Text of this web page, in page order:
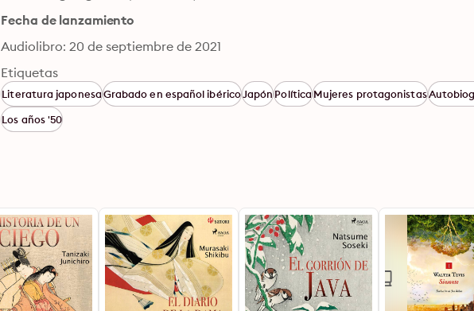
Fecha de lanzamiento
Audiolibro: 20 de septiembre de 2021
Etiquetas
Literatura japonesaGrabado en español ibéricoJapónPolíticaMujeres protagonistas
Los años '50